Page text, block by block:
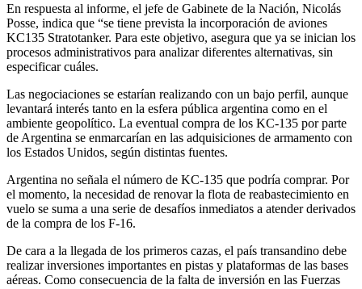
En respuesta al informe, el jefe de Gabinete de la Nación, Nicolás
Posse, indica que “se tiene prevista la incorporación de aviones
KC135 Stratotanker. Para este objetivo, asegura que ya se inician los
procesos administrativos para analizar diferentes alternativas, sin
especificar cuáles.
Las negociaciones se estarían realizando con un bajo perfil, aunque
levantará interés tanto en la esfera pública argentina como en el
ambiente geopolítico. La eventual compra de los KC-135 por parte
de Argentina se enmarcarían en las adquisiciones de armamento con
los Estados Unidos, según distintas fuentes.
Argentina no señala el número de KC-135 que podría comprar. Por
el momento, la necesidad de renovar la flota de reabastecimiento en
vuelo se suma a una serie de desafíos inmediatos a atender derivados
de la compra de los F-16.
De cara a la llegada de los primeros cazas, el país transandino debe
realizar inversiones importantes en pistas y plataformas de las bases
aéreas. Como consecuencia de la falta de inversión en las Fuerzas